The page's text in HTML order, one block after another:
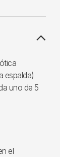
espalda)
uno de 5
el